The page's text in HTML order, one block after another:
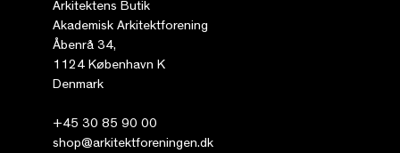
Arkitektens Butik
Akademisk Arkitektforening
Åbenrå 34,
1124 København K
Denmark
+45 30 85 90 00
shop@arkitektforeningen.dk